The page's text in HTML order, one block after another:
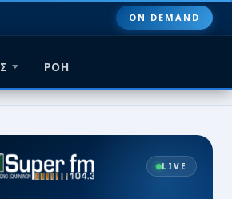
ON DEMAND
ΡΟΗ
LIVE